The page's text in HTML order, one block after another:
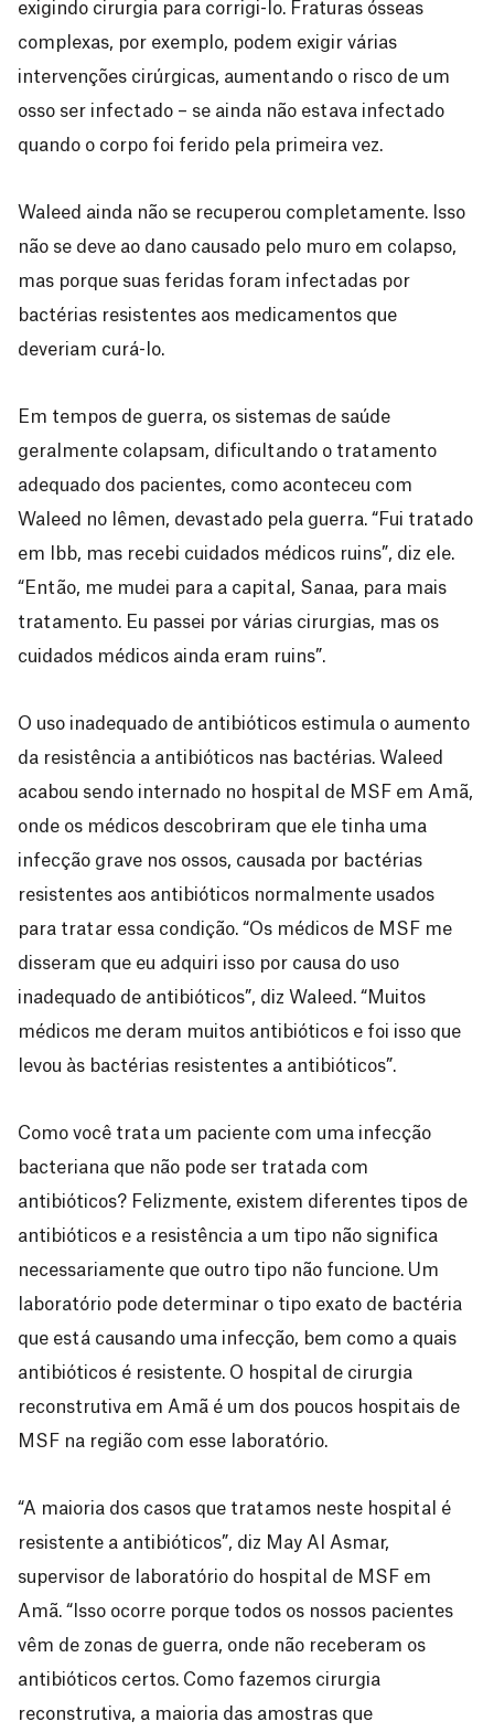
exigindo cirurgia para corrigi-lo. Fraturas ósseas
complexas, por exemplo, podem exigir várias
intervenções cirúrgicas, aumentando o risco de um
osso ser infectado – se ainda não estava infectado
quando o corpo foi ferido pela primeira vez.
Waleed ainda não se recuperou completamente. Isso
não se deve ao dano causado pelo muro em colapso,
mas porque suas feridas foram infectadas por
bactérias resistentes aos medicamentos que
deveriam curá-lo.
Em tempos de guerra, os sistemas de saúde
geralmente colapsam, dificultando o tratamento
adequado dos pacientes, como aconteceu com
Waleed no Iêmen, devastado pela guerra. “Fui tratado
em Ibb, mas recebi cuidados médicos ruins”, diz ele.
“Então, me mudei para a capital, Sanaa, para mais
tratamento. Eu passei por várias cirurgias, mas os
cuidados médicos ainda eram ruins”.
O uso inadequado de antibióticos estimula o aumento
da resistência a antibióticos nas bactérias. Waleed
acabou sendo internado no hospital de MSF em Amã,
onde os médicos descobriram que ele tinha uma
infecção grave nos ossos, causada por bactérias
resistentes aos antibióticos normalmente usados
para tratar essa condição. “Os médicos de MSF me
disseram que eu adquiri isso por causa do uso
inadequado de antibióticos”, diz Waleed. “Muitos
médicos me deram muitos antibióticos e foi isso que
levou às bactérias resistentes a antibióticos”.
Como você trata um paciente com uma infecção
bacteriana que não pode ser tratada com
antibióticos? Felizmente, existem diferentes tipos de
antibióticos e a resistência a um tipo não significa
necessariamente que outro tipo não funcione. Um
laboratório pode determinar o tipo exato de bactéria
que está causando uma infecção, bem como a quais
antibióticos é resistente. O hospital de cirurgia
reconstrutiva em Amã é um dos poucos hospitais de
MSF na região com esse laboratório.
“A maioria dos casos que tratamos neste hospital é
resistente a antibióticos”, diz May Al Asmar,
supervisor de laboratório do hospital de MSF em
Amã. “Isso ocorre porque todos os nossos pacientes
vêm de zonas de guerra, onde não receberam os
antibióticos certos. Como fazemos cirurgia
reconstrutiva, a maioria das amostras que